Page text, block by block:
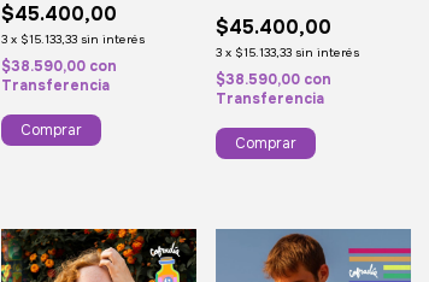
$45.400,00
3 x $15.133,33 sin interés
$38.590,00 con
Transferencia
Comprar
$45.400,00
3 x $15.133,33 sin interés
$38.590,00 con
Transferencia
Comprar